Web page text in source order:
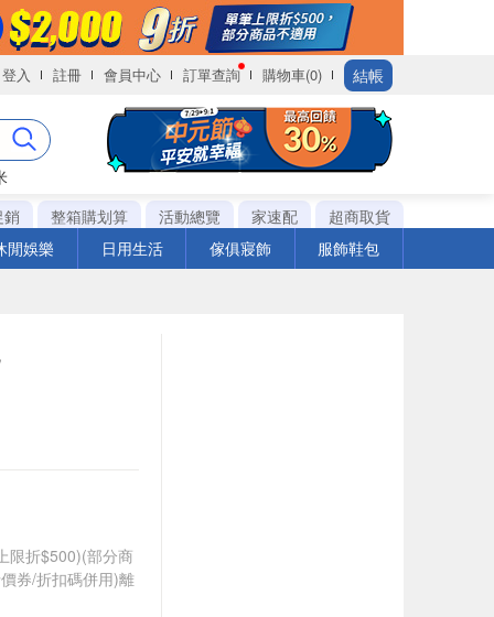
登入 註冊 會員中心 訂單查詢 購物車(0) 結帳
銷
整箱購划算 活動總覽 家速配
超商取貨
閒娛樂
日用生活 傢俱寢飾 服飾鞋包
限折$500)(部分商
券/折扣碼併用)離